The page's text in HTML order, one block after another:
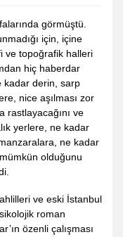
görmüştü.
için, içine
ve topoğrafik halleri
hiç haberdar
kadar derin, sarp
nice aşılması zor
rastlayacağını ve
yerlere, ne kadar
ne kadar
olduğunu
ve eski İstanbul
roman
özenli çalışması